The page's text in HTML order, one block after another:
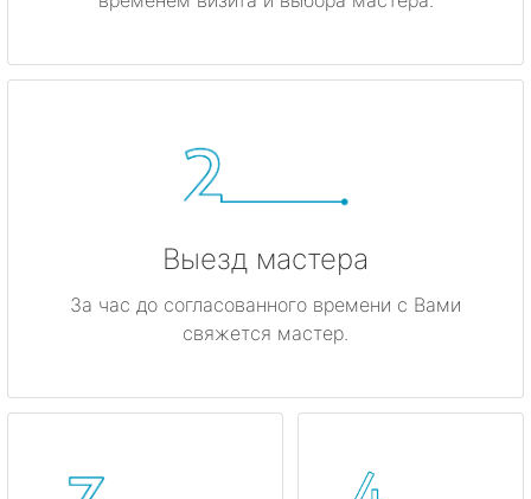
Выезд мастера
За час до согласованного времени с Вами
свяжется мастер.